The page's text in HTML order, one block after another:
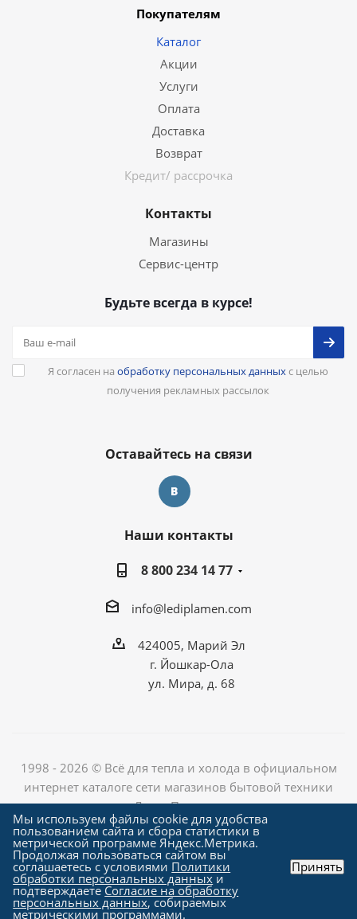
Покупателям
Каталог
Акции
Услуги
Оплата
Доставка
Возврат
Кредит/ рассрочка
Контакты
Магазины
Сервис-центр
Будьте всегда в курсе!
Я согласен на обработку персональных данныхс целью
получения рекламных рассылок
Оставайтесь на связи
Наши контакты
8 800 234 14 77
info@lediplamen.com
424005, Марий Эл
г. Йошкар-Ола
ул. Мира, д. 68
1998 - 2026 © Всё для тепла и холода в официальном
интернет каталоге сети магазинов бытовой техники
«Лед и Пламень»
Создание сайта компания
"Алроникс"
Мы используем файлы cookie для удобства
пользованием сайта и сбора статистики в
метрической программе Яндекс.Метрика.
Продолжая пользоваться сайтом вы
соглашаетесь с условиями Политики
обработки персональных данных и
подтверждаете Согласие на обработку
персональных данных, собираемых
метрическими программами.
Принять